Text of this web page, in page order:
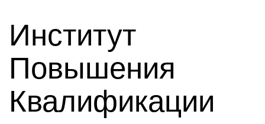
Институт
Повышения
Квалификации